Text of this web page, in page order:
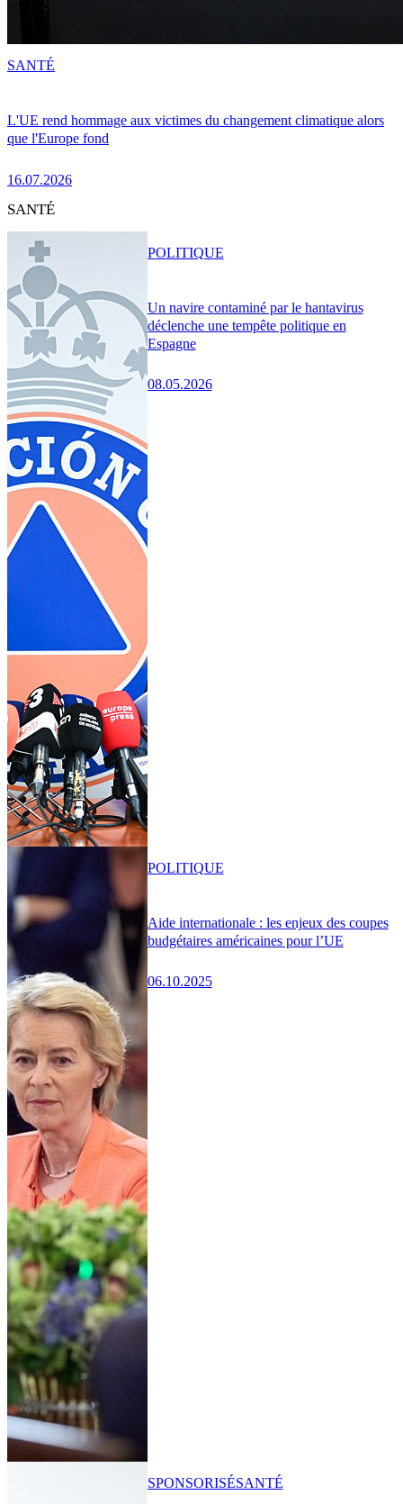
L'UE rend hommage aux victimes du changement climatique alors
que l'Europe fond
16.07.2026
SANTÉ
SANTÉ
Un navire contaminé par le hantavirus
déclenche une tempête politique en
Espagne
08.05.2026
POLITIQUE
Aide internationale : les enjeux des coupes
budgétaires américaines pour l’UE
06.10.2025
POLITIQUE
SPONSORISÉSANTÉ